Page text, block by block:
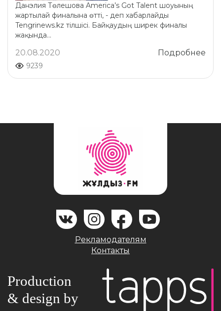
Данэлия Төлешова America’s Got Talent шоуының
жартылай финалына өтті, - деп хабарлайды
Tengrinews.kz тілшісі. Байқаудың ширек финалы
жақында...
Подробнее
20.08.2020
9239
Рекламодателям
Контакты